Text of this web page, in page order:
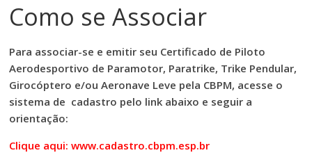
Como se Associar
Para associar-se e emitir seu Certificado de Piloto
Aerodesportivo de Paramotor, Paratrike, Trike Pendular,
Girocóptero e/ou Aeronave Leve pela CBPM, acesse o
sistema de cadastro pelo link abaixo e seguir a
orientação:
Clique aqui:www.cadastro.cbpm.esp.br